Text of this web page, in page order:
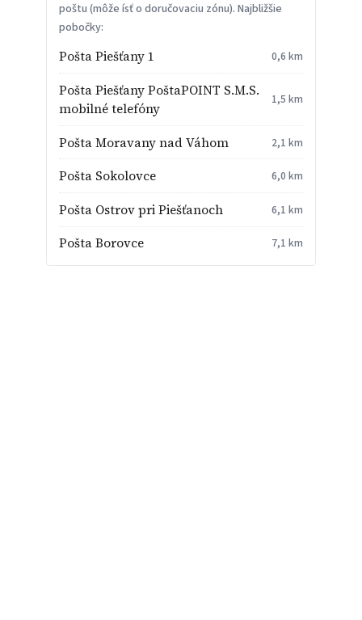
poštu (môže ísť o doručovaciu zónu). Najbližšie
pobočky:
Pošta Piešťany 1 0,6 km
Pošta Piešťany PoštaPOINT S.M.S.
mobilné telefóny
1,5 km
Pošta Moravany nad Váhom 2,1 km
Pošta Sokolovce 6,0 km
Pošta Ostrov pri Piešťanoch 6,1 km
Pošta Borovce 7,1 km